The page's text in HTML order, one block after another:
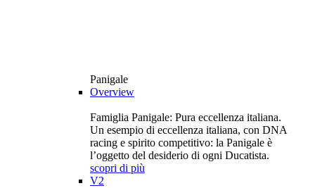
Panigale
Overview
Famiglia Panigale: Pura eccellenza italiana.
Un esempio di eccellenza italiana, con DNA
racing e spirito competitivo: la Panigale è
l’oggetto del desiderio di ogni Ducatista.
scopri di più
V2